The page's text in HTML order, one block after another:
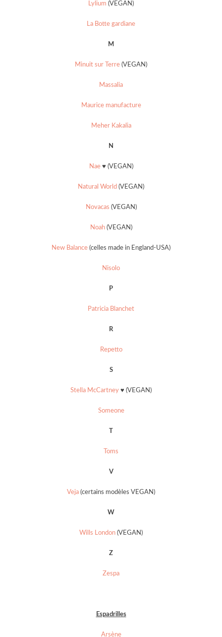
Lylium (VEGAN)
La Botte gardiane
M
Minuit sur Terre (VEGAN)
Massalia
Maurice manufacture
Meher Kakalia
N
Nae♥ (VEGAN)
Natural World (VEGAN)
Novacas (VEGAN)
Noah(VEGAN)
New Balance (celles made in England-USA)
Nisolo
P
Patricia Blanchet
R
Repetto
S
Stella McCartney ♥ (VEGAN)
Someone
T
Toms
V
Veja (certains modèles VEGAN)
W
Wills London (VEGAN)
Z
Zespa
Espadrilles
Arsène